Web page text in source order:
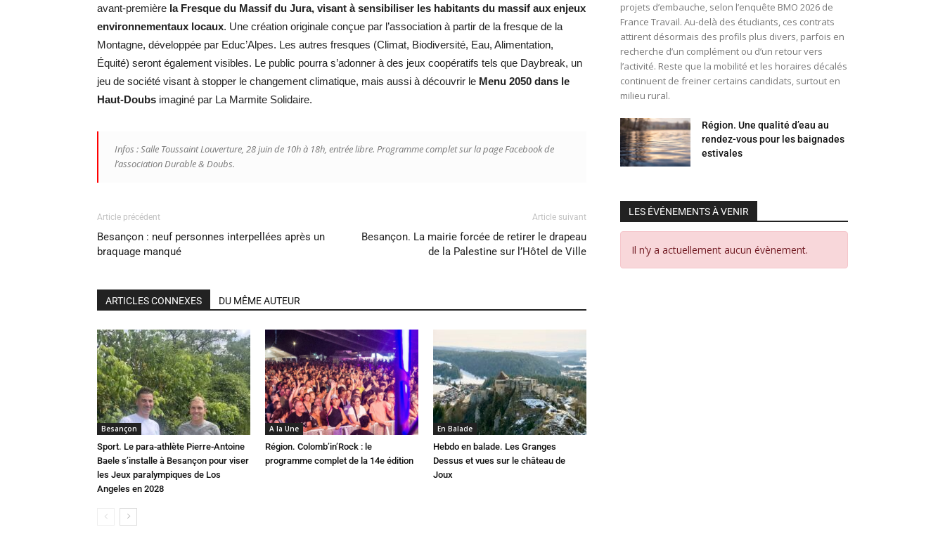
avant-première la Fresque du Massif du Jura, visant à sensibiliser les habitants du massif aux enjeux
environnementaux locaux. Une création originale conçue par l’association à partir de la fresque de la
Montagne, développée par Educ’Alpes. Les autres fresques (Climat, Biodiversité, Eau, Alimentation,
Équité) seront également visibles. Le public pourra s’adonner à des jeux coopératifs tels que Daybreak, un
jeu de société visant à stopper le changement climatique, mais aussi à découvrir le Menu 2050 dans le
Haut-Doubs imaginé par La Marmite Solidaire.
Infos : Salle Toussaint Louverture, 28 juin de 10h à 18h, entrée libre. Programme complet sur la page Facebook de
l’association Durable & Doubs.
Article précédent
Besançon : neuf personnes interpellées après un
braquage manqué
Article suivant
Besançon. La mairie forcée de retirer le drapeau
de la Palestine sur l’Hôtel de Ville
ARTICLES CONNEXES DU MÊME AUTEUR
Besançon
Sport. Le para-athlète Pierre-Antoine
Baele s’installe à Besançon pour viser
les Jeux paralympiques de Los
Angeles en 2028
A la Une
Région. Colomb’in’Rock : le
programme complet de la 14e édition
En Balade
Hebdo en balade. Les Granges
Dessus et vues sur le château de
Joux
projets d’embauche, selon l’enquête BMO 2026 de
France Travail. Au-delà des étudiants, ces contrats
attirent désormais des profils plus divers, parfois en
recherche d’un complément ou d’un retour vers
l’activité. Reste que la mobilité et les horaires décalés
continuent de freiner certains candidats, surtout en
milieu rural.
Région. Une qualité d’eau au
rendez-vous pour les baignades
estivales
LES ÉVÉNEMENTS À VENIR
Il n’y a actuellement aucun évènement.